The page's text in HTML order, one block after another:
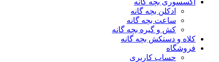
ادکلن بچه گانه
ساعت بچه گانه
کش و گیره بچه گانه
کلاه و دستکش بچه گانه
فروشگاه
حساب کاربری